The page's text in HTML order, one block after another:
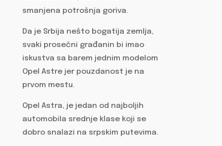
smanjena potrošnja goriva.
Da je Srbija nešto bogatija zemlja,
svaki prosečni građanin bi imao
iskustva sa barem jednim modelom
Opel Astre jer pouzdanost je na
prvom mestu.
Opel Astra, je jedan od najboljih
automobila srednje klase koji se
dobro snalazi na srpskim putevima.